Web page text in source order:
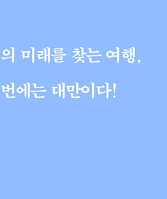
거
파격적이고 야성적인 감각으로
한성샹
이 말하는 문화를 언어로 탐구하